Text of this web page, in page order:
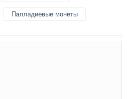
Палладиевые монеты